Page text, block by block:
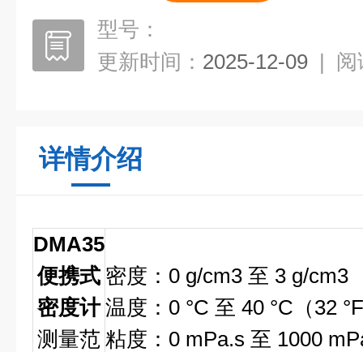
型号：
更新时间： 2025-12-09 | 阅
详情介绍
DMA35
便携式
密度计
测量范
密度：0 g/cm3 至 3 g/cm3
温度：0 °C 至 40 °C（32
粘度：0 mPa.s 至 1000